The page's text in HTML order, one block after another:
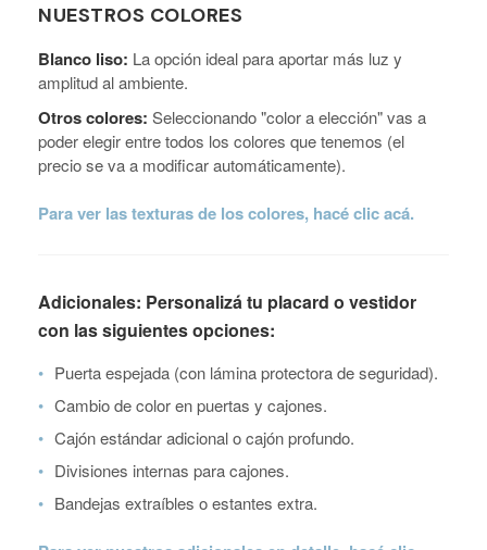
NUESTROS COLORES
Blanco liso: La opción ideal para aportar más luz y
amplitud al ambiente.
Otros colores: Seleccionando "color a elección" vas a
poder elegir entre todos los colores que tenemos (el
precio se va a modificar automáticamente).
Para ver las texturas de los colores, hacé clic acá.
Adicionales: Personalizá tu placard o vestidor
con las siguientes opciones:
• Puerta espejada (con lámina protectora de seguridad).
• Cambio de color en puertas y cajones.
• Cajón estándar adicional o cajón profundo.
• Divisiones internas para cajones.
• Bandejas extraíbles o estantes extra.